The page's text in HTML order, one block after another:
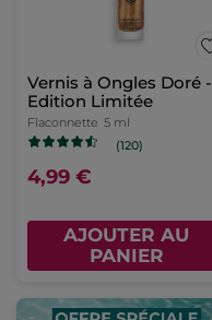
Vernis à Ongles Doré -
Edition Limitée
Flaconnette 5 ml
(120)
4,99 €
AJOUTER AU
PANIER